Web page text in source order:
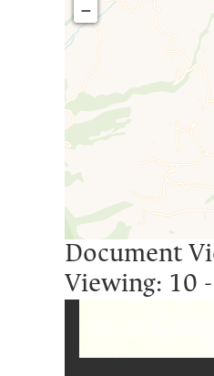
−
Document
Viewing: 10